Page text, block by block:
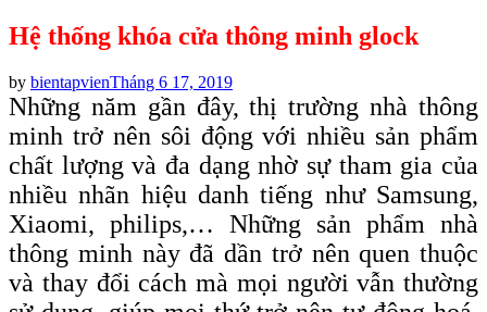
Hệ thống khóa cửa thông minh glock
by bientapvienPosted
on
Tháng 6 17, 2019
Những năm gần đây, thị trường nhà thông
minh trở nên sôi động với nhiều sản phẩm
chất lượng và đa dạng nhờ sự tham gia của
nhiều nhãn hiệu danh tiếng như Samsung,
Xiaomi, philips,… Những sản phẩm nhà
thông minh này đã dần trở nên quen thuộc
và thay đổi cách mà mọi người vẫn thường